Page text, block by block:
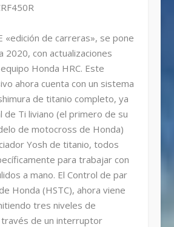
«edición de carreras», se pone
2020, con actualizaciones
Honda HRC. Este
ahora cuenta con un sistema
de titanio completo, ya
de Ti liviano (el primero de su
de motocross de Honda)
Yosh de titanio, todos
para trabajar con
a mano. El Control de par
Honda (HSTC), ahora viene
tres niveles de
de un interruptor